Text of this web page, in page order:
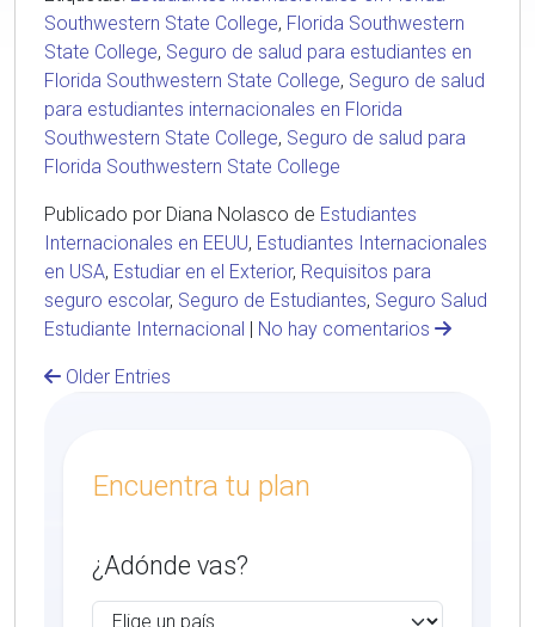
Southwestern State College, Florida Southwestern
State College, Seguro de salud para estudiantes en
Florida Southwestern State College, Seguro de salud
para estudiantes internacionales en Florida
Southwestern State College, Seguro de salud para
Florida Southwestern State College
Publicado por Diana Nolasco de Estudiantes
Internacionales en EEUU, Estudiantes Internacionales
en USA, Estudiar en el Exterior, Requisitos para
seguro escolar, Seguro de Estudiantes, Seguro Salud
Estudiante Internacional | No hay comentarios
Older Entries
Encuentra tu plan
¿Adónde vas?